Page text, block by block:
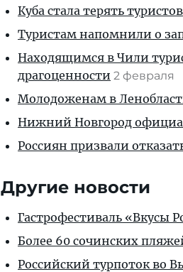
Куба стала терять туристов
Туристам напомнили о
Находящимся в Чили
драгоценности 2 февраля
Молодоженам в
Нижний Новгород
Россиян призвали
Другие новости
Гастрофестиваль «Вкусы
Более 60 сочинских
Российский турпоток во